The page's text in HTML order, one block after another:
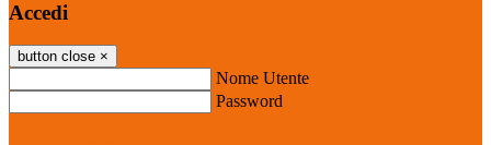
Accedi
button close ×
Nome Utente
Password